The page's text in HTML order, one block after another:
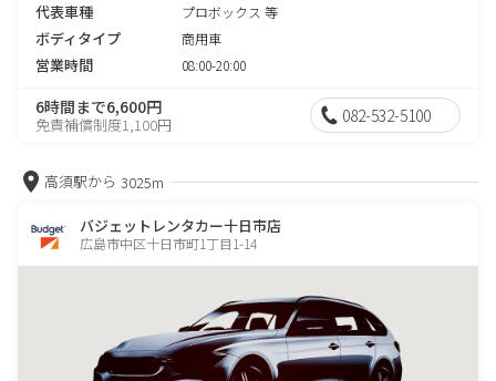
代表車種 プロボックス 等
ボディタイプ 商用車
営業時間 08:00-20:00
6時間まで6,600円
免責補償制度1,100円 082-532-5100
高須駅から 3025m
バジェットレンタカー十日市店
広島市中区十日市町1丁目1-14